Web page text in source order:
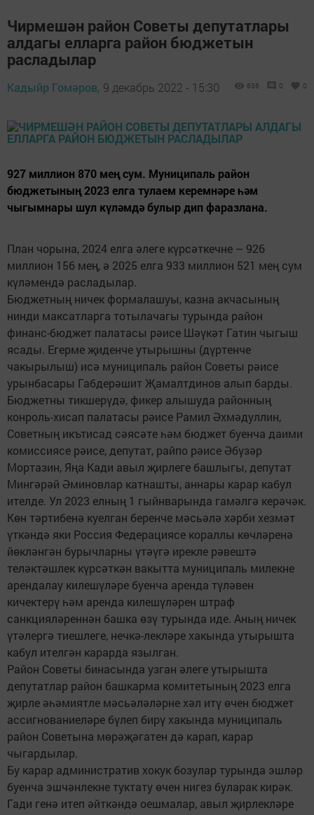
Чирмешән район Советы депутатлары
алдагы елларга район бюджетын
расладылар
Кадыйр Гомәров, 9 декабрь 2022 - 15:30 636 0 0
927 миллион 870 мең сум. Муниципаль район
бюджетының 2023 елга тулаем керемнәре һәм
чыгымнары шул күләмдә булыр дип фаразлана.
План чорына, 2024 елга әлеге күрсәткечне – 926
миллион 156 мең, ә 2025 елга 933 миллион 521 мең сум
күләмендә расладылар.
Бюджетның ничек формалашуы, казна акчасының
нинди максатларга тотылачагы турында район
финанс-бюджет палатасы рәисе Шәүкәт Гатин чыгыш
ясады. Егерме җиденче утырышны (дүртенче
чакырылыш) исә муниципаль район Советы рәисе
урынбасары Габдерәшит Җамалтдинов алып барды.
Бюджетны тикшерүдә, фикер алышуда районның
конроль-хисап палатасы рәисе Рамил Әхмәдуллин,
Советның икътисад сәясәте һәм бюджет буенча даими
комиссиясе рәисе, депутат, райпо рәисе Әбүзәр
Мортазин, Яңа Кади авыл җирлеге башлыгы, депутат
Мингәрәй Әминовлар катнашты, аннары карар кабул
ителде. Ул 2023 елның 1 гыйнварында гамәлгә керәчәк.
Көн тәртибенә куелган беренче мәсьәлә хәрби хезмәт
үткәндә яки Россия Федерациясе кораллы көчләренә
йөкләнгән бурычларны үтәүгә ирекле рәвештә
теләктәшлек күрсәткән вакытта муниципаль милекне
арендалау килешүләре буенча аренда түләвен
кичектерү һәм аренда килешүләрен штраф
санкцияләреннән башка өзү турында иде. Аның ничек
үтәлергә тиешлеге, нечкә-лекләре хакында утырышта
кабул ителгән карарда язылган.
Район Советы бинасында узган әлеге утырышта
депутатлар район башкарма комитетының 2023 елга
җирле әһәмиятле мәсьәләләрне хәл итү өчен бюджет
ассигнованиеләре бүлеп бирү хакында муниципаль
район Советына мөрәҗәгатен дә карап, карар
чыгардылар.
Бу карар административ хокук бозулар турында эшләр
буенча эшчәнлекне туктату өчен нигез буларак кирәк.
Гади генә итеп әйткәндә оешмалар, авыл җирлекләре